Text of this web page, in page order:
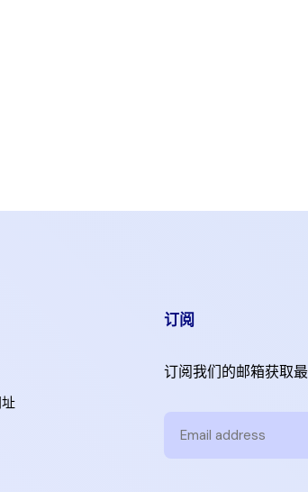
订阅
订阅我们的邮箱获取